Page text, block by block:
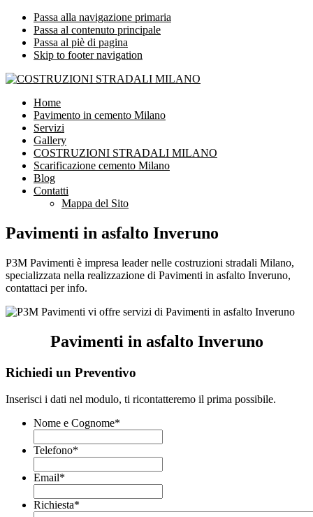
Passa alla navigazione primaria
Passa al contenuto principale
Passa al piè di pagina
Skip to footer navigation
COSTRUZIONI STRADALI MILANO
Impresa leader nelle costruzioni stradali Milano
Home
Pavimento in cemento Milano
Servizi
Gallery
COSTRUZIONI STRADALI MILANO
Scarificazione cemento Milano
Blog
Contatti
Mappa del Sito
Pavimenti in asfalto Inveruno
P3M Pavimenti è impresa leader nelle costruzioni stradali Milano,
specializzata nella realizzazione di Pavimenti in asfalto Inveruno,
contattaci per info.
Pavimenti in asfalto Inveruno
Richiedi un Preventivo
Inserisci i dati nel modulo, ti ricontatteremo il prima possibile.
Nome e Cognome*
Telefono*
Email*
Richiesta*